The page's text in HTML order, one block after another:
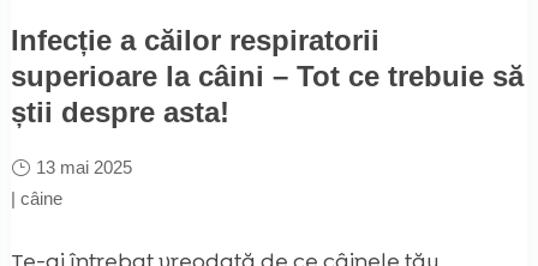
Infecție a căilor respiratorii
superioare la câini – Tot ce trebuie să
știi despre asta!
13 mai 2025
| câine